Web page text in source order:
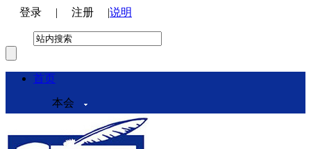
登录 | 注册 |说明
首页
本会
本会介绍
领导机构